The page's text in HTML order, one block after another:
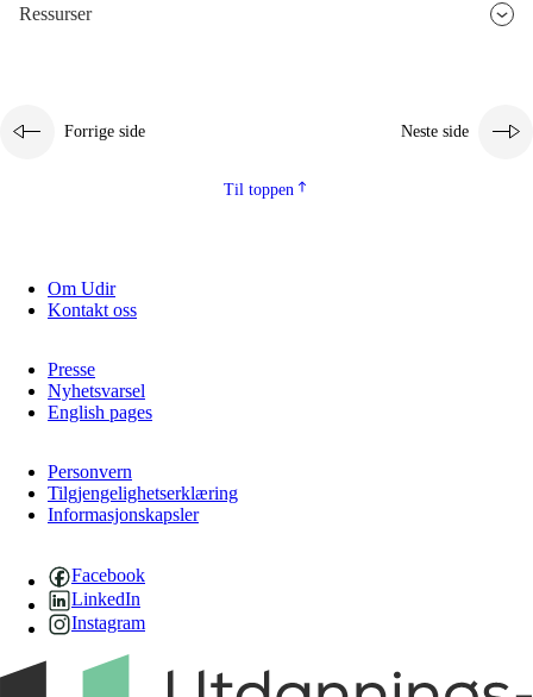
Ressurser
Forrige side Neste side
Til toppen
Om Udir
Kontakt oss
Presse
Nyhetsvarsel
English pages
Personvern
Tilgjengelighetserklæring
Informasjonskapsler
Facebook
LinkedIn
Instagram